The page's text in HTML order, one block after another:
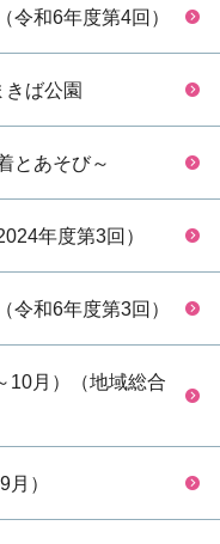
令和6年度第4回）
ば公園
とあそび～
年度第3回）
令和6年度第3回）
10月）（地域総合
）